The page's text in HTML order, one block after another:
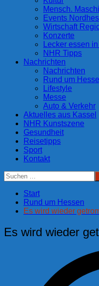
Mensch.
Events
Wirtschaft
Konzerte
Lecker essen
NHR Tipps
Nachrichten
Nachrichten
Rund um
Lifestyle
Messe
Auto & Verkehr
Aktuelles aus Kassel
NHR Kunstszene
Gesundheit
Reisetipps
Sport
Kontakt
Start
Rund um Hessen
Es wird wieder
Es wird wieder